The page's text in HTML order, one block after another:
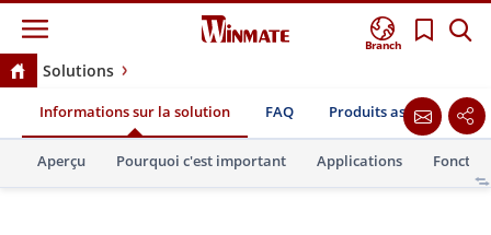
Branch
Solutions
Plateformes informatiques pour bornes libre-service
destinées au commerce de détail, à l'hôtellerie, aux
transports et aux services publics
Informations sur la solution FAQ Produits associés
Aperçu Pourquoi c'est important Applications